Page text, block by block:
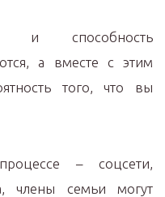
и способность
а вместе с этим
того, что вы
– соцсети,
члены семьи могут